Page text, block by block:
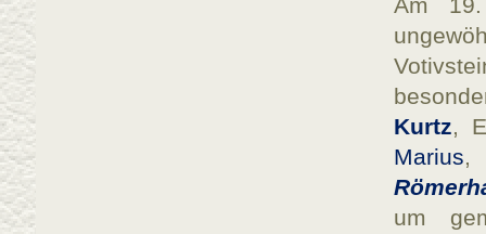
Kurtz,
Marius,
um